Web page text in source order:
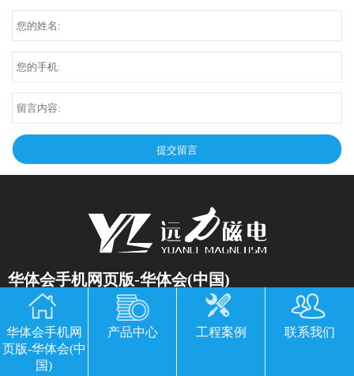
华体会手机网页版-华体会(中国)
公司地址：山东临朐县经济开发区北环路
电话：13869611251 郭经理 微信同号
传真：0536-3435877
华体会手机网
页版-华体会(中
国)
产品中心 工程案例 联系我们